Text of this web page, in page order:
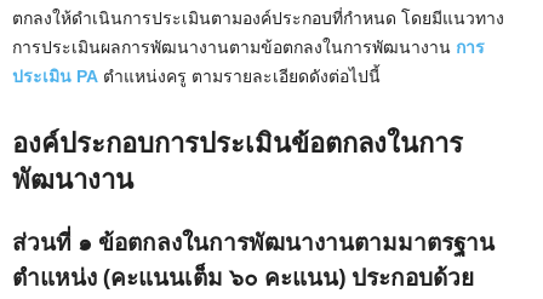
ตกลงให้ดำเนินการประเมินตามองค์ประกอบที่กำหนด โดยมีแนวทาง
การประเมินผลการพัฒนางานตามข้อตกลงในการพัฒนางาน การ
ประเมิน PA ตำแหน่งครู ตามรายละเอียดดังต่อไปนี้
องค์ประกอบการประเมินข้อตกลงในการ
พัฒนางาน
ส่วนที่ ๑ ข้อตกลงในการพัฒนางานตามมาตรฐาน
ตำแหน่ง (คะแนนเต็ม ๖๐ คะแนน) ประกอบด้วย